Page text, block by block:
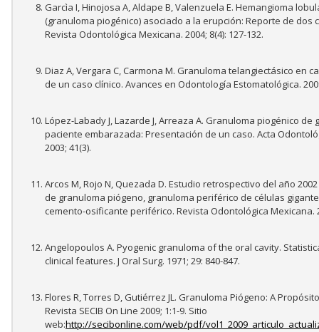
Garcìa I, Hinojosa A, Aldape B, Valenzuela E. Hemangioma
(granuloma piogénico) asociado a la erupción: Reporte de dos
Revista Odontológica Mexicana. 2004; 8(4): 127-132.
Diaz A, Vergara C, Carmona M. Granuloma telangiectásico en
de un caso clínico. Avances en Odontología Estomatológica.
López-Labady J, Lazarde J, Arreaza A. Granuloma piogénico de
paciente embarazada: Presentación de un caso. Acta
2003; 41(3).
Arcos M, Rojo N, Quezada D. Estudio retrospectivo del año
de granuloma piógeno, granuloma periférico de células
cemento-osificante periférico. Revista Odontológica Mexicana.
Angelopoulos A. Pyogenic granuloma of the oral cavity.
clinical features. J Oral Surg. 1971; 29: 840-847.
Flores R, Torres D, Gutiérrez JL. Granuloma Piógeno: A
Revista SECIB On Line 2009; 1:1-9. Sitio
web:http://secibonline.com/web/pdf/